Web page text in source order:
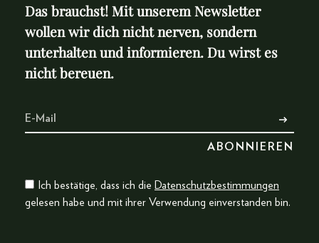
Das brauchst! Mit unserem Newsletter
wollen wir dich nicht nerven, sondern
unterhalten und informieren. Du wirst es
nicht bereuen.
Ich bestätige, dass ich die Datenschutzbestimmungen
gelesen habe und mit ihrer Verwendung einverstanden bin.